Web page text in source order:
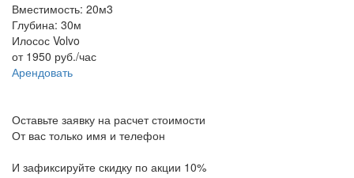
Вместимость: 20м3
Глубина: 30м
Илосос Volvo
от 1950 руб./час
Арендовать
Оставьте заявку на расчет стоимости
От вас только имя и телефон
И зафиксируйте скидку по акции 10%